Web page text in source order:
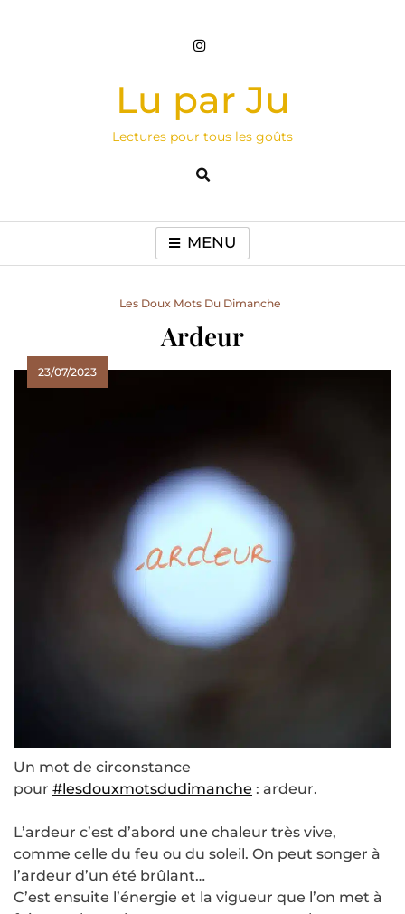
Lu par Ju
Lectures pour tous les goûts
MENU
Les Doux Mots Du Dimanche
Ardeur
23/07/2023
Un mot de circonstance
pour #lesdouxmotsdudimanche : ardeur.
L’ardeur c’est d’abord une chaleur très vive,
comme celle du feu ou du soleil. On peut songer à
l’ardeur d’un été brûlant…
C’est ensuite l’énergie et la vigueur que l’on met à